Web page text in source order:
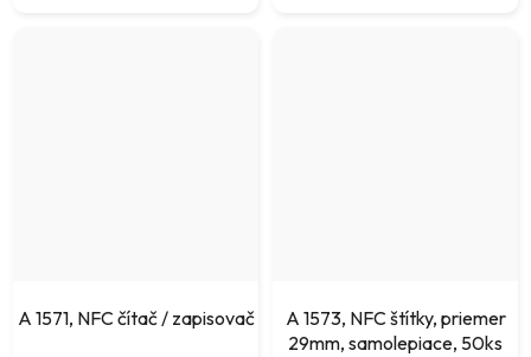
A 1571, NFC čítač / zapisovač
A 1573, NFC štítky, priemer
29mm, samolepiace, 50ks